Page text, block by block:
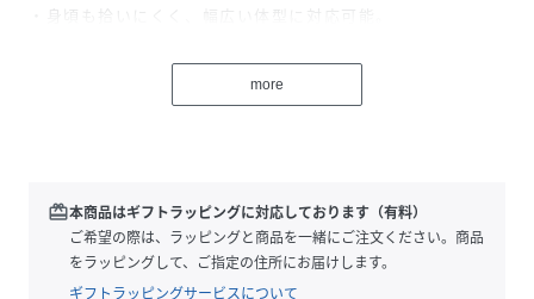
・身頃も拾いにくく、幅広い体型に対応可能。
ホワイト系(12):線画花柄
【スタイリングポイント】
・無地のモノトーンは、柄物ボトムと相性抜群。
・プリントにはジーンズを合わせると可愛らしいカジュアル
more
redeem本商品はギフトラッピングに対応しております（有料）
ご希望の際は、ラッピングと商品を一緒にご注文ください。商品
をラッピングして、ご指定の住所にお届けします。
ギフトラッピングサービスについて